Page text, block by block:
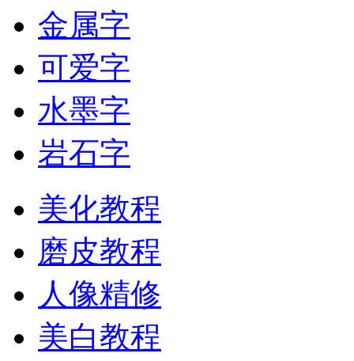
金属字
可爱字
水墨字
岩石字
美化教程
磨皮教程
人像精修
美白教程